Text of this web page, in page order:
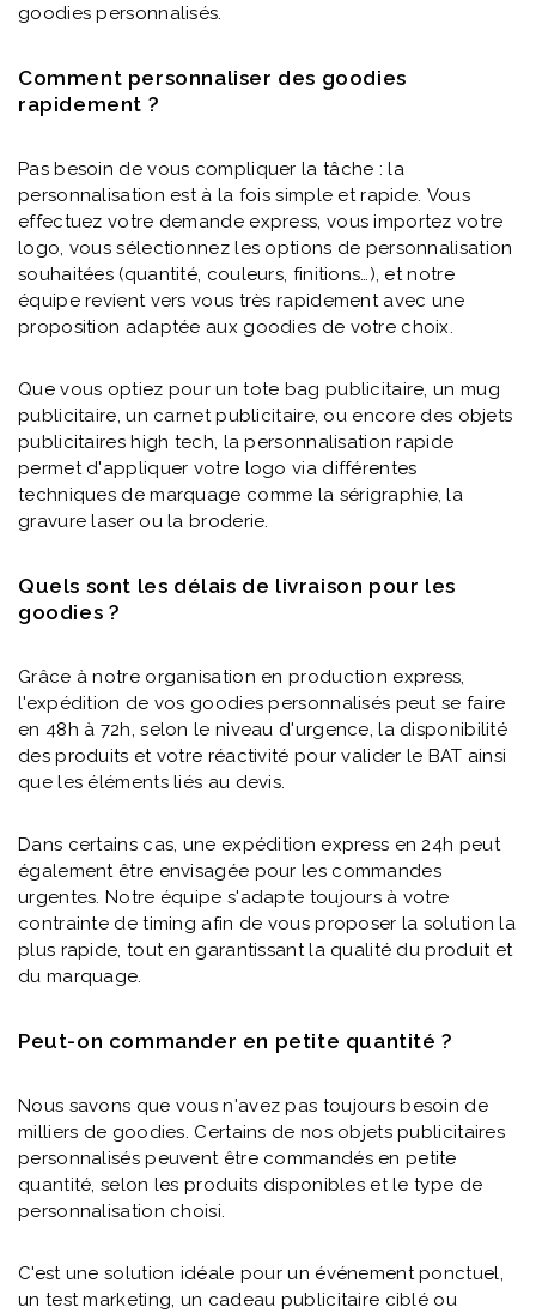
goodies personnalisés.
Comment personnaliser des goodies
rapidement ?
Pas besoin de vous compliquer la tâche : la
personnalisation est à la fois simple et rapide. Vous
effectuez votre demande express, vous importez votre
logo, vous sélectionnez les options de personnalisation
souhaitées (quantité, couleurs, finitions…), et notre
équipe revient vers vous très rapidement avec une
proposition adaptée aux goodies de votre choix.
Que vous optiez pour un tote bag publicitaire, un mug
publicitaire, un carnet publicitaire, ou encore des objets
publicitaires high tech, la personnalisation rapide
permet d'appliquer votre logo via différentes
techniques de marquage comme la sérigraphie, la
gravure laser ou la broderie.
Quels sont les délais de livraison pour les
goodies ?
Grâce à notre organisation en production express,
l'expédition de vos goodies personnalisés peut se faire
en 48h à 72h, selon le niveau d'urgence, la disponibilité
des produits et votre réactivité pour valider le BAT ainsi
que les éléments liés au devis.
Dans certains cas, une expédition express en 24h peut
également être envisagée pour les commandes
urgentes. Notre équipe s'adapte toujours à votre
contrainte de timing afin de vous proposer la solution la
plus rapide, tout en garantissant la qualité du produit et
du marquage.
Peut-on commander en petite quantité ?
Nous savons que vous n'avez pas toujours besoin de
milliers de goodies. Certains de nos objets publicitaires
personnalisés peuvent être commandés en petite
quantité, selon les produits disponibles et le type de
personnalisation choisi.
C'est une solution idéale pour un événement ponctuel,
un test marketing, un cadeau publicitaire ciblé ou